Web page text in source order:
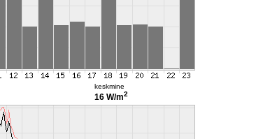
keskmine
16 W/m2